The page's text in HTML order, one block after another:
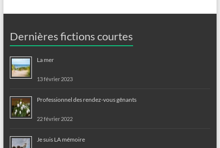
Dernières fictions courtes
La mer
13 février 2023
Professionnel des rendez-vous gênants
22 février 2022
Je suis LA mémoire